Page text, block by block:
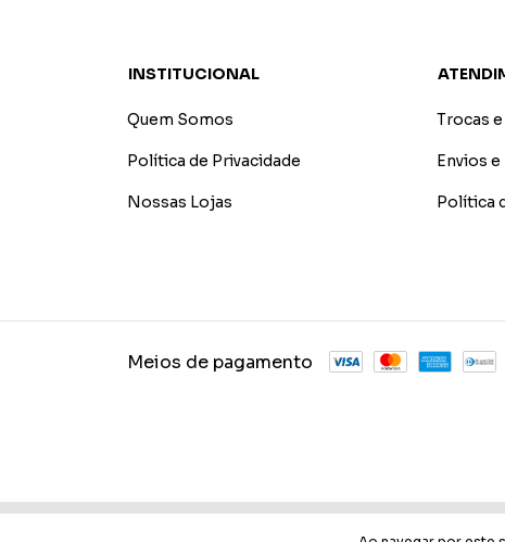
INSTITUCIONAL
Quem Somos
Política de Privacidade
Nossas Lojas
Trocas
Envios
Política
Meios de pagamento